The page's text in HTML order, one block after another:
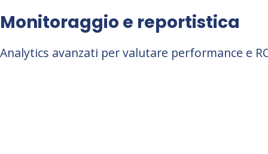
Monitoraggio e reportistica
Analytics avanzati per valutare performance e